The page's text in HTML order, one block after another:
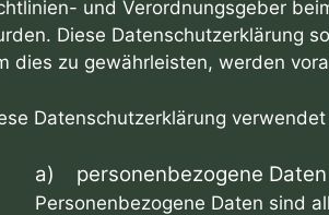
und Verordnungsgeber
Diese Datenschutzerklärung
dies zu gewährleisten, werden
Datenschutzerklärung
a) personenbezogene Daten
Personenbezogene Daten sind